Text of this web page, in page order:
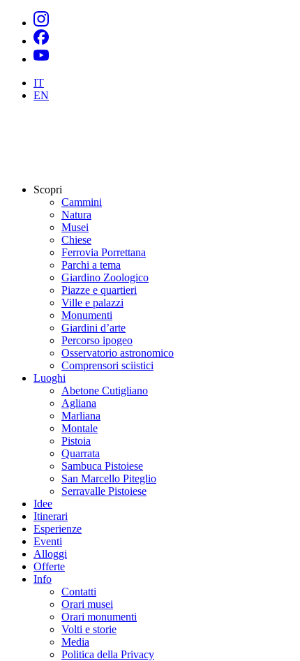
IT
EN
Scopri
Cammini
Natura
Musei
Chiese
Ferrovia Porrettana
Parchi a tema
Giardino Zoologico
Piazze e quartieri
Ville e palazzi
Monumenti
Giardini d’arte
Percorso ipogeo
Osservatorio astronomico
Comprensori sciistici
Luoghi
Abetone Cutigliano
Agliana
Marliana
Montale
Pistoia
Quarrata
Sambuca Pistoiese
San Marcello Piteglio
Serravalle Pistoiese
Idee
Itinerari
Esperienze
Eventi
Alloggi
Offerte
Info
Contatti
Orari musei
Orari monumenti
Volti e storie
Media
Politica della Privacy